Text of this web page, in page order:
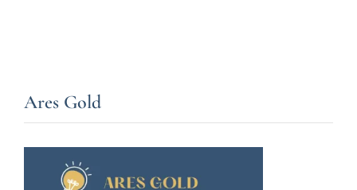
Ares Gold